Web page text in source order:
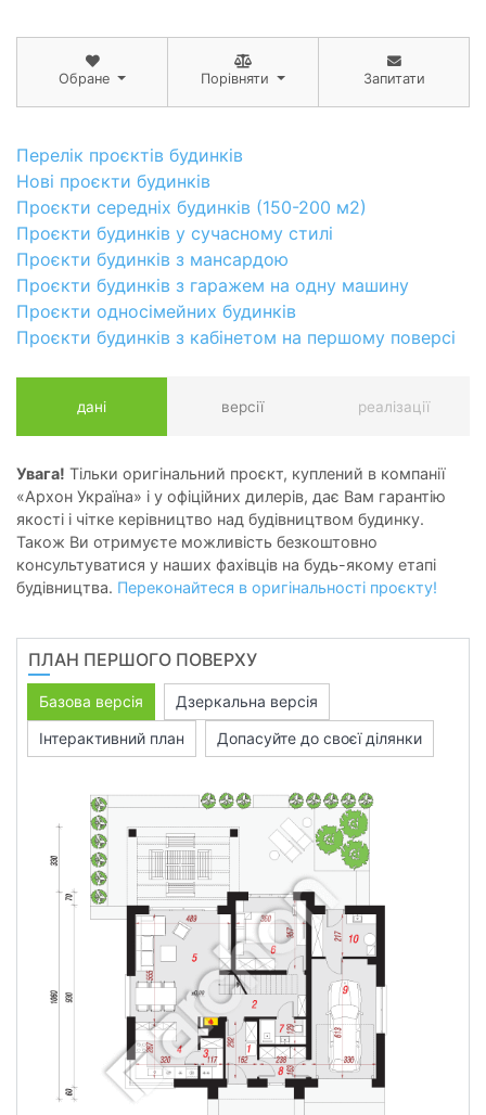
Обране Порівняти Запитати
Перелік проєктів будинків
Нові проєкти будинків
Проєкти середніх будинків (150-200 м2)
Проєкти будинків у сучасному стилі
Проєкти будинків з мансардою
Проєкти будинків з гаражем на одну машину
Проєкти односімейних будинків
Проєкти будинків з кабінетом на першому поверсі
дані версії реалізації
Увага! Тільки оригінальний проєкт, куплений в компанії
«Архон Україна» і у офіційних дилерів, дає Вам гарантію
якості і чітке керівництво над будівництвом будинку.
Також Ви отримуєте можливість безкоштовно
консультуватися у наших фахівців на будь-якому етапі
будівництва. Переконайтеся в оригінальності проєкту!
ПЛАН ПЕРШОГО ПОВЕРХУ
Базова версія
Дзеркальна версія
Інтерактивний план
Допасуйте до своєї ділянки